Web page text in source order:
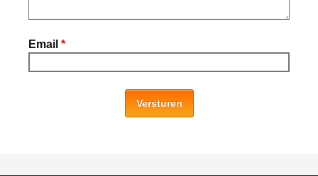
Email *
Versturen